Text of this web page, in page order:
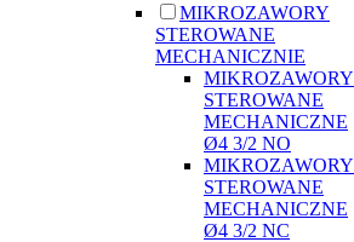
MIKROZAWORY
STEROWANE
MECHANICZNIE
MIKROZAWORY
STEROWANE
MECHANICZNE
Ø4 3/2 NO
MIKROZAWORY
STEROWANE
MECHANICZNE
Ø4 3/2 NC